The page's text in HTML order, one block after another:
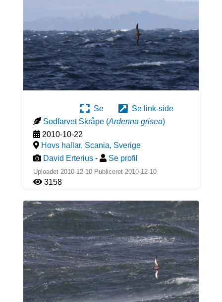
Se
Se link-side
Sodfarvet Skråpe (Ardenna grisea)
2010-10-22
Hovs hallar, Scania, Sverige
David Erterius - Se profil
Uploadet 2010-12-10 Publiceret 2010-12-10
3158